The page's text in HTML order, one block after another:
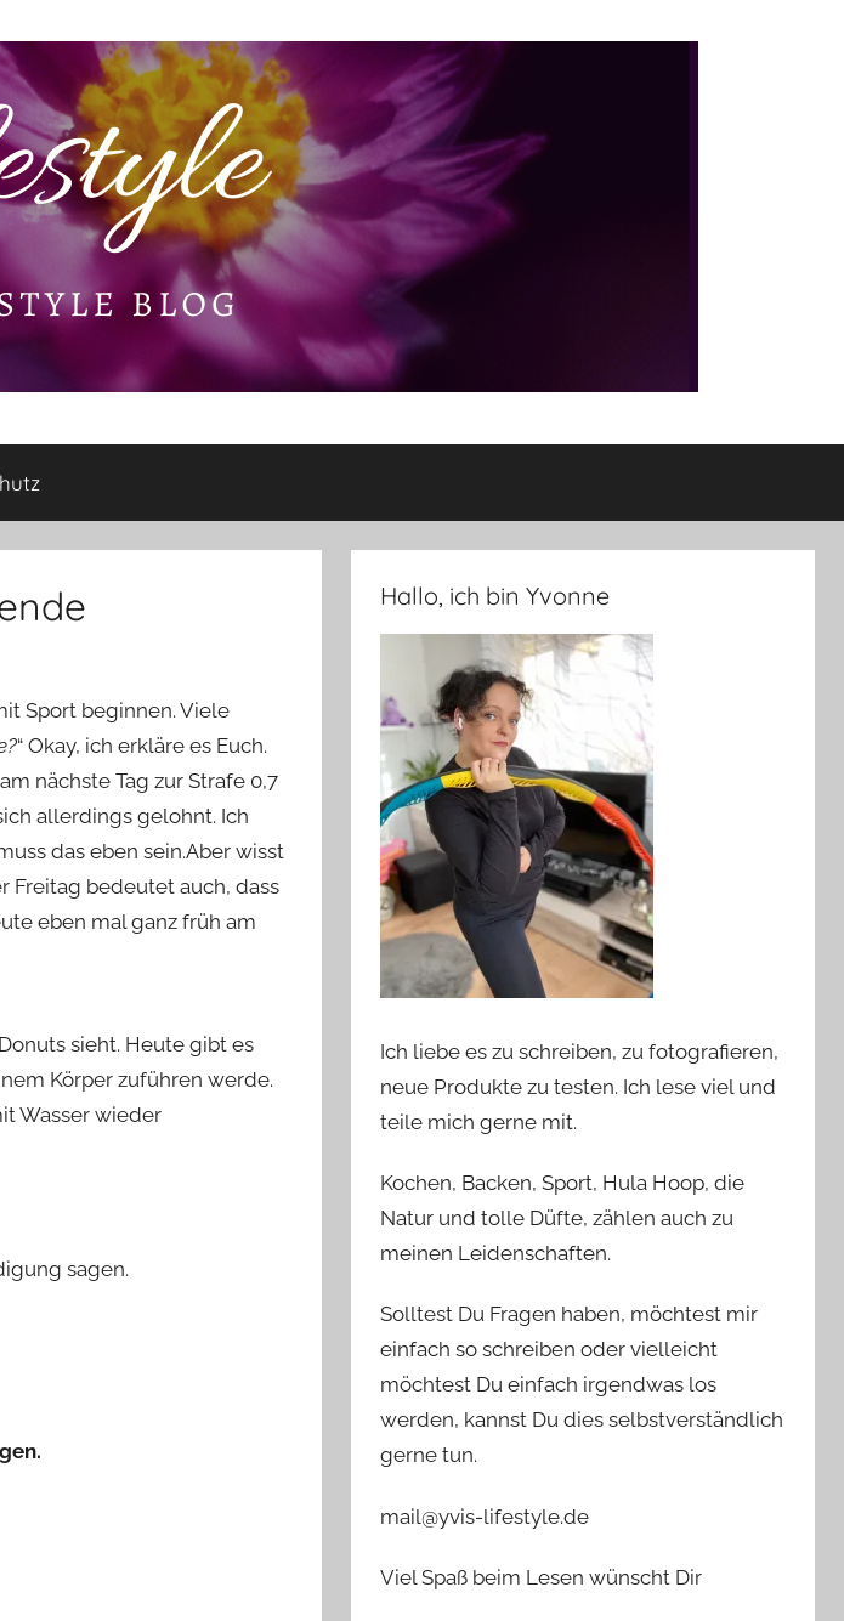
Sport beginnen. Viele
“ Okay, ich erkläre es Euch.
nächste Tag zur Strafe 0,7
allerdings gelohnt. Ich
das eben sein.Aber wisst
Freitag bedeutet auch, dass
eben mal ganz früh am
sieht. Heute gibt es
Körper zuführen werde.
Wasser wieder
sagen.
Hallo, ich bin Yvonne
Ich liebe es zu schreiben, zu fotografieren,
neue Produkte zu testen. Ich lese viel und
teile mich gerne mit.
Kochen, Backen, Sport, Hula Hoop, die
Natur und tolle Düfte, zählen auch zu
meinen Leidenschaften.
Solltest Du Fragen haben, möchtest mir
einfach so schreiben oder vielleicht
möchtest Du einfach irgendwas los
werden, kannst Du dies selbstverständlich
gerne tun.
mail@yvis-lifestyle.de
Viel Spaß beim Lesen wünscht Dir